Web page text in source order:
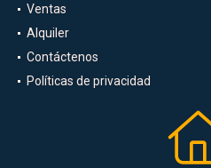
Ventas
Alquiler
Contáctenos
Políticas de privacidad